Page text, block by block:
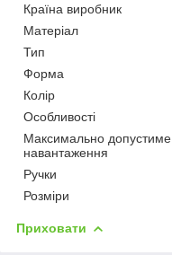
Країна виробник
Матеріал
Тип
Форма
Колір
Особливості
Максимально допустиме
навантаження
Ручки
Розміри
Приховати